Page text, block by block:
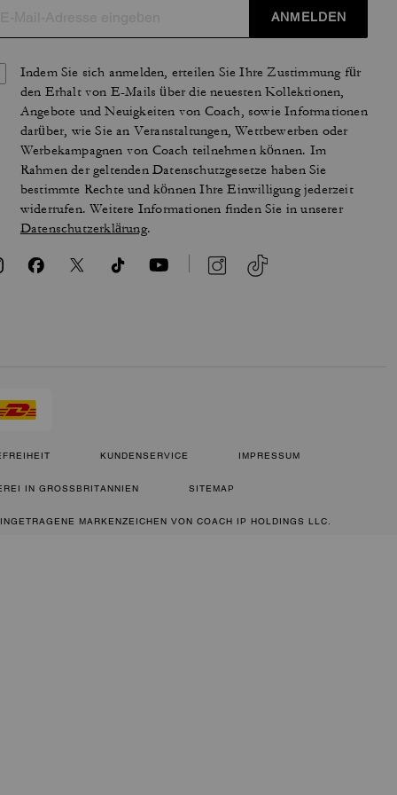
ANMELDEN
Indem Sie sich anmelden, erteilen Sie Ihre Zustimmung für
den Erhalt von E-Mails über die neuesten Kollektionen,
Angebote und Neuigkeiten von Coach, sowie Informationen
darüber, wie Sie an Veranstaltungen, Wettbewerben oder
Werbekampagnen von Coach teilnehmen können. Im
Rahmen der geltenden Datenschutzgesetze haben Sie
bestimmte Rechte und können Ihre Einwilligung jederzeit
widerrufen. Weitere Informationen finden Sie in unserer
Datenschutzerklärung.
KUNDENSERVICE IMPRESSUM
IN GROSSBRITANNIEN SITEMAP
MARKENZEICHEN VON COACH IP HOLDINGS LLC.